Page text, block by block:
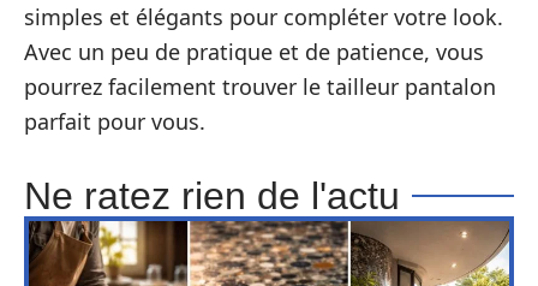
simples et élégants pour compléter votre look.
Avec un peu de pratique et de patience, vous
pourrez facilement trouver le tailleur pantalon
parfait pour vous.
Ne ratez rien de l'actu